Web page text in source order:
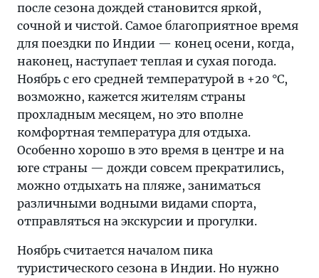
после сезона дождей становится яркой,
сочной и чистой. Самое благоприятное время
для поездки по Индии — конец осени, когда,
наконец, наступает теплая и сухая погода.
Ноябрь с его средней температурой в +20 °C,
возможно, кажется жителям страны
прохладным месяцем, но это вполне
комфортная температура для отдыха.
Особенно хорошо в это время в центре и на
юге страны — дожди совсем прекратились,
можно отдыхать на пляже, заниматься
различными водными видами спорта,
отправляться на экскурсии и прогулки.
Ноябрь считается началом пика
туристического сезона в Индии. Но нужно